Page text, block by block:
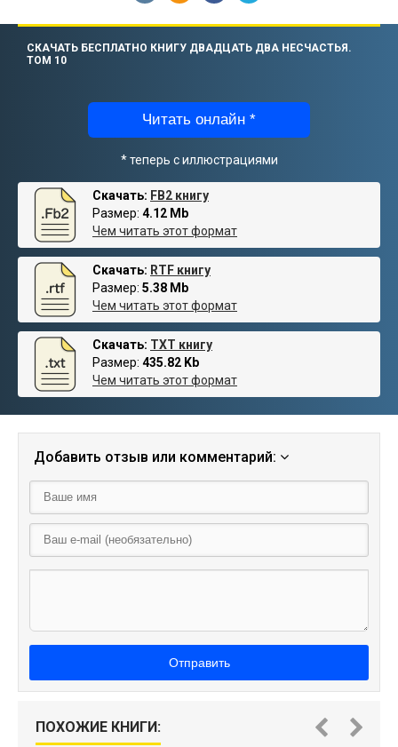
СКАЧАТЬ БЕСПЛАТНО КНИГУ ДВАДЦАТЬ ДВА НЕСЧАСТЬЯ.
ТОМ 10
Читать онлайн *
* теперь с иллюстрациями
Скачать: FB2 книгу
Размер: 4.12 Mb
Чем читать этот формат
Скачать: RTF книгу
Размер: 5.38 Mb
Чем читать этот формат
Скачать: TXT книгу
Размер: 435.82 Kb
Чем читать этот формат
Добавить отзыв или комментарий:
Отправить
ПОХОЖИЕ КНИГИ: